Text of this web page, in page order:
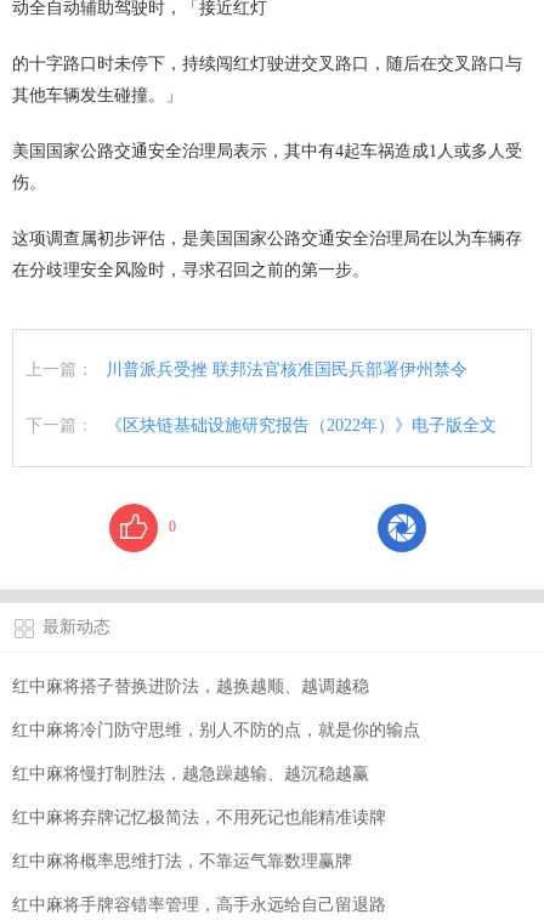
动全自动辅助驾驶时，「接近红灯
的十字路口时未停下，持续闯红灯驶进交叉路口，随后在交叉路口与
其他车辆发生碰撞。」
美国国家公路交通安全治理局表示，其中有4起车祸造成1人或多人受
伤。
这项调查属初步评估，是美国国家公路交通安全治理局在以为车辆存
在分歧理安全风险时，寻求召回之前的第一步。
上一篇： 川普派兵受挫 联邦法官核准国民兵部署伊州禁令
下一篇： 《区块链基础设施研究报告（2022年）》电子版全文
0
最新动态
红中麻将搭子替换进阶法，越换越顺、越调越稳
红中麻将冷门防守思维，别人不防的点，就是你的输点
红中麻将慢打制胜法，越急躁越输、越沉稳越赢
红中麻将弃牌记忆极简法，不用死记也能精准读牌
红中麻将概率思维打法，不靠运气靠数理赢牌
红中麻将手牌容错率管理，高手永远给自己留退路